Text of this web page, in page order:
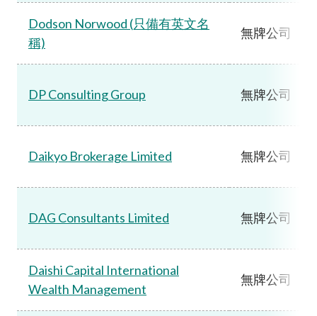
Dodson Norwood (只備有英文名
稱)
無牌公司
DP Consulting Group 無牌公司
Daikyo Brokerage Limited 無牌公司
DAG Consultants Limited 無牌公司
Daishi Capital International
Wealth Management
無牌公司